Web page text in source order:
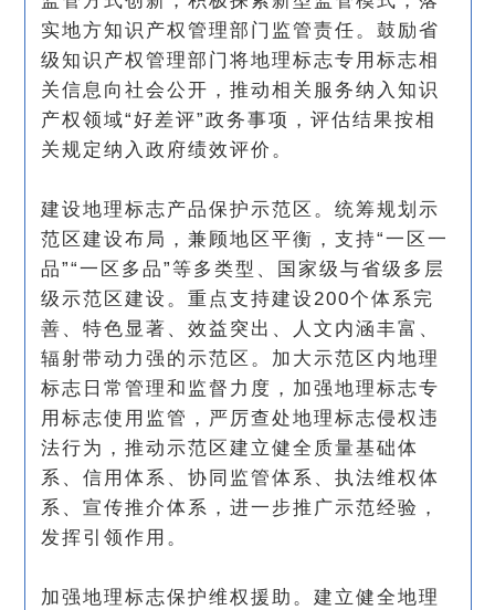
实地方知识产权管理部门监管责任。鼓励省
级知识产权管理部门将地理标志专用标志相
关信息向社会公开，推动相关服务纳入知识
产权领域“好差评”政务事项，评估结果按相
关规定纳入政府绩效评价。
建设地理标志产品保护示范区。统筹规划示
范区建设布局，兼顾地区平衡，支持“一区一
品”“一区多品”等多类型、国家级与省级多层
级示范区建设。重点支持建设200个体系完
善、特色显著、效益突出、人文内涵丰富、
辐射带动力强的示范区。加大示范区内地理
标志日常管理和监督力度，加强地理标志专
用标志使用监管，严厉查处地理标志侵权违
法行为，推动示范区建立健全质量基础体
系、信用体系、协同监管体系、执法维权体
系、宣传推介体系，进一步推广示范经验，
发挥引领作用。
加强地理标志保护维权援助。建立健全地理